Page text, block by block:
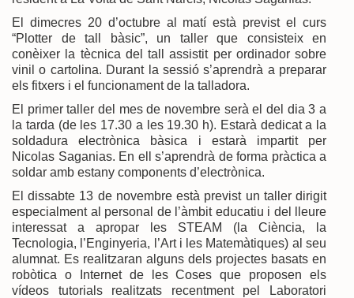
El dimecres 20 d’octubre al matí està previst el curs
“Plotter de tall bàsic”, un taller que consisteix en
conèixer la tècnica del tall assistit per ordinador sobre
vinil o cartolina. Durant la sessió s’aprendrà a preparar
els fitxers i el funcionament de la talladora.
El primer taller del mes de novembre serà el del dia 3 a
la tarda (de les 17.30 a les 19.30 h). Estarà dedicat a la
soldadura electrònica bàsica i estarà impartit per
Nicolas Saganias. En ell s’aprendrà de forma pràctica a
soldar amb estany components d’electrònica.
El dissabte 13 de novembre està previst un taller dirigit
especialment al personal de l’àmbit educatiu i del lleure
interessat a apropar les STEAM (la Ciència, la
Tecnologia, l’Enginyeria, l’Art i les Matemàtiques) al seu
alumnat. Es realitzaran alguns dels projectes basats en
robòtica o Internet de les Coses que proposen els
vídeos tutorials realitzats recentment pel Laboratori